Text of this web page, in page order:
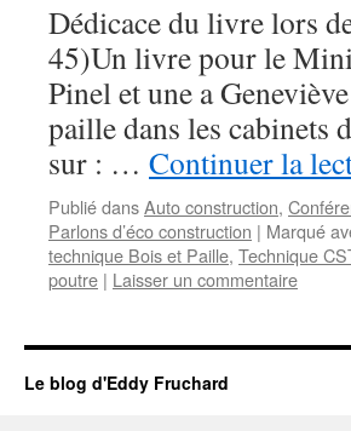
Dédicace du livre lors
45)Un livre pour le
Pinel et une a
paille dans les
sur : … Continuer la
Publié dansAuto construction,
Parlons d’éco construction | Marqué
technique Bois et Paille, Technique
poutre | Laisser un commentaire
Le blog d'Eddy Fruchard